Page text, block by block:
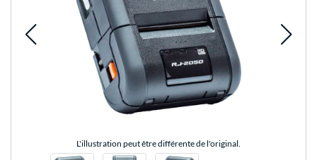
L'illustration peut être différente de l'original.